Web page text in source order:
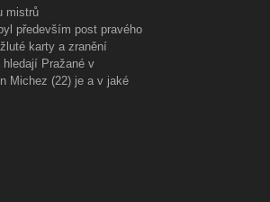
mistrů
především post pravého
karty a zranění
Pražané v
Michez (22) je a v jaké